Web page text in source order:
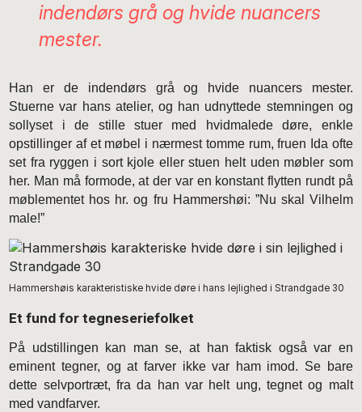
indendørs grå og hvide nuancers
mester.
Han er de indendørs grå og hvide nuancers mester.
Stuerne var hans atelier, og han udnyttede stemningen og
sollyset i de stille stuer med hvidmalede døre, enkle
opstillinger af et møbel i nærmest tomme rum, fruen Ida ofte
set fra ryggen i sort kjole eller stuen helt uden møbler som
her. Man må formode, at der var en konstant flytten rundt på
møblementet hos hr. og fru Hammershøi: ”Nu skal Vilhelm
male!”
Hammershøis karakteristiske hvide døre i hans lejlighed i Strandgade 30
Et fund for tegneseriefolket
På udstillingen kan man se, at han faktisk også var en
eminent tegner, og at farver ikke var ham imod. Se bare
dette selvportræt, fra da han var helt ung, tegnet og malt
med vandfarver.